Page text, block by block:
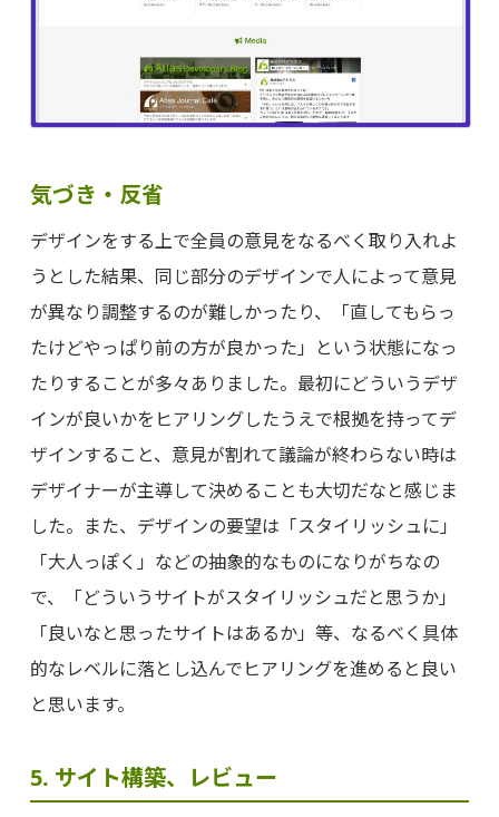
気づき・反省
デザインをする上で全員の意見をなるべく取り入れよ
うとした結果、同じ部分のデザインで人によって意見
が異なり調整するのが難しかったり、「直してもらっ
たけどやっぱり前の方が良かった」という状態になっ
たりすることが多々ありました。最初にどういうデザ
インが良いかをヒアリングしたうえで根拠を持ってデ
ザインすること、意見が割れて議論が終わらない時は
デザイナーが主導して決めることも大切だなと感じま
した。また、デザインの要望は「スタイリッシュに」
「大人っぽく」などの抽象的なものになりがちなの
で、「どういうサイトがスタイリッシュだと思うか」
「良いなと思ったサイトはあるか」等、なるべく具体
的なレベルに落とし込んでヒアリングを進めると良い
と思います。
5. サイト構築、レビュー